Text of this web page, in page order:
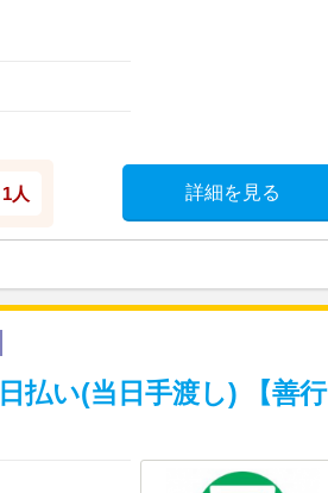
1人 詳細を見る
払い(当日手渡し) 【善行